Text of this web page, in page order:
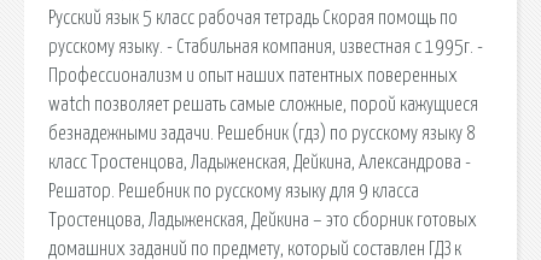
Русский язык 5 класс рабочая тетрадь Скорая помощь по
русскому языку. - Стабильная компания, известная с 1995г. -
Профессионализм и опыт наших патентных поверенных
watch позволяет решать самые сложные, порой кажущиеся
безнадежными задачи. Решебник (гдз) по русскому языку 8
класс Тростенцова, Ладыженская, Дейкина, Александрова -
Решатор. Решебник по русскому языку для 9 класса
Тростенцова, Ладыженская, Дейкина – это сборник готовых
домашних заданий по предмету, который составлен ГДЗ к